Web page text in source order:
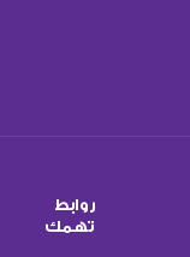
روابط
تهمك